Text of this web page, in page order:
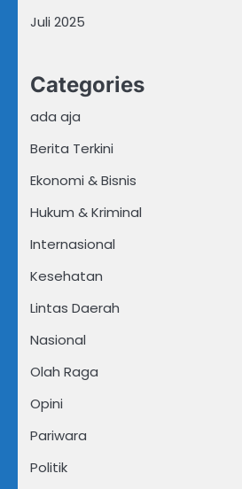
Juli 2025
Categories
ada aja
Berita Terkini
Ekonomi & Bisnis
Hukum & Kriminal
Internasional
Kesehatan
Lintas Daerah
Nasional
Olah Raga
Opini
Pariwara
Politik